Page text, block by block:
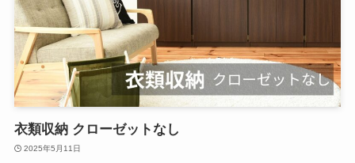
衣類収納 クローゼットなし
2025年5月11日